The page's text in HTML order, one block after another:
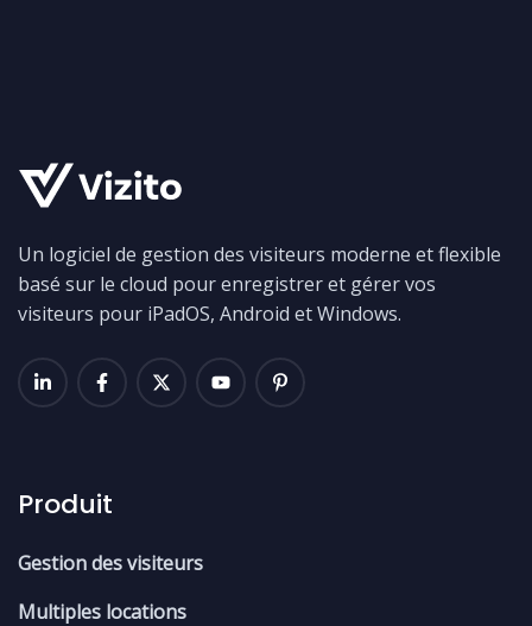
Un logiciel de gestion des visiteurs moderne et flexible
basé sur le cloud pour enregistrer et gérer vos
visiteurs pour iPadOS, Android et Windows.
Produit
Gestion des visiteurs
Multiples locations